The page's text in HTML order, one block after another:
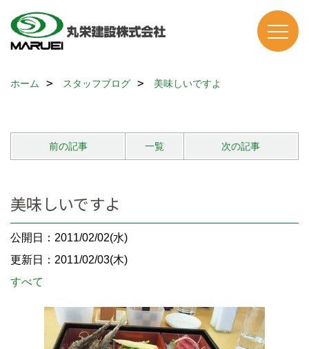
ホーム スタッフブログ 美味しいですよ
前の記事 一覧 次の記事
美味しいですよ
公開日：2011/02/02(水)
更新日：2011/02/03(木)
すべて